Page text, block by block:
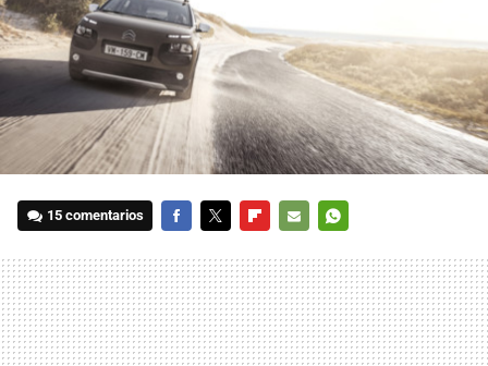
15 comentarios
MAIL